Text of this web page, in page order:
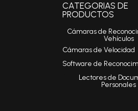
CATEGORIAS DE
PRODUCTOS
Cámaras de
Vehículos
Cámaras de Velocidad
Software de
Lectores de
Personales